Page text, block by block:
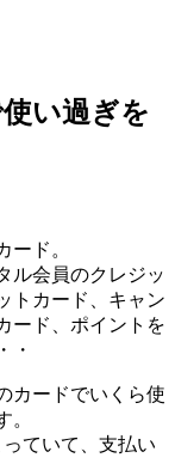
い過ぎを
ード。
ル会員のクレジッ
トカード、キャン
ード、ポイントを
・
カードでいくら使
。
ていて、支払い